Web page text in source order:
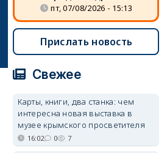
пт, 07/08/2026 - 15:13
Прислать новость
Свежее
Карты, книги, два станка: чем
интересна новая выставка в
музее крымского просветителя
16:02 0 7